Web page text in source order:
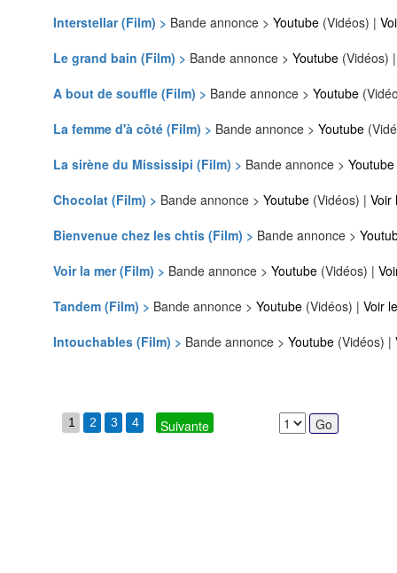
Interstellar (Film) > Bande annonce > Youtube (Vidéos) |
Le grand bain (Film) > Bande annonce > Youtube (Vidéos)
A bout de souffle (Film) > Bande annonce > Youtube
La femme d'à côté (Film) > Bande annonce > Youtube
La sirène du Mississipi (Film) > Bande annonce > Youtube
Chocolat (Film) > Bande annonce > Youtube (Vidéos) | Voir
Bienvenue chez les chtis (Film) > Bande annonce >
Voir la mer (Film) > Bande annonce > Youtube (Vidéos) |
Tandem (Film) > Bande annonce > Youtube (Vidéos) | Voir
Intouchables (Film) > Bande annonce > Youtube (Vidéos) |
1 2 3 4 Suivante